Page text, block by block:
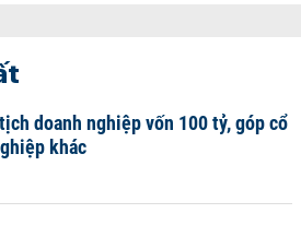
doanh nghiệp vốn 100 tỷ, góp cổ
khác